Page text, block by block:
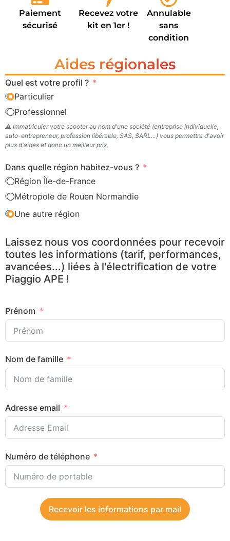
Paiement
sécurisé
Recevez votre
kit en 1er !
Annulable
sans
condition
Aides régionales
Quel est votre profil ?
Particulier
Professionnel
⚠️ Immatriculer votre scooter au nom d'une société (entreprise individuelle,
auto-entrepreneur, profession libérable, SAS, SARL…) vous permettra d'avoir
plus d'aides et donc un meilleur prix.
Dans quelle région habitez-vous ?
Région Île-de-France
Métropole de Rouen Normandie
Une autre région
Laissez nous vos coordonnées pour recevoir
toutes les informations (tarif, performances,
avancées...) liées à l'électrification de votre
Piaggio APE !
Prénom
Nom de famille
Adresse email
Numéro de téléphone
Recevoir les informations par mail